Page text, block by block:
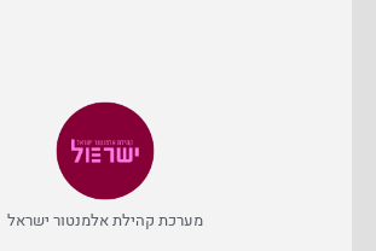
מערכת קהילת אלמנטור ישראל